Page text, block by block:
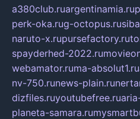
a380club.ruargentinamia.ru
perk-oka.rug-octopus.ru
naruto-x.rupursefactory.ru
spayderhed-2022.ru
webamator.ruma-absolut1.ru
nv-750.runews-plain.ru
dizfiles.ruyoutubefree.ru
planeta-samara.ru